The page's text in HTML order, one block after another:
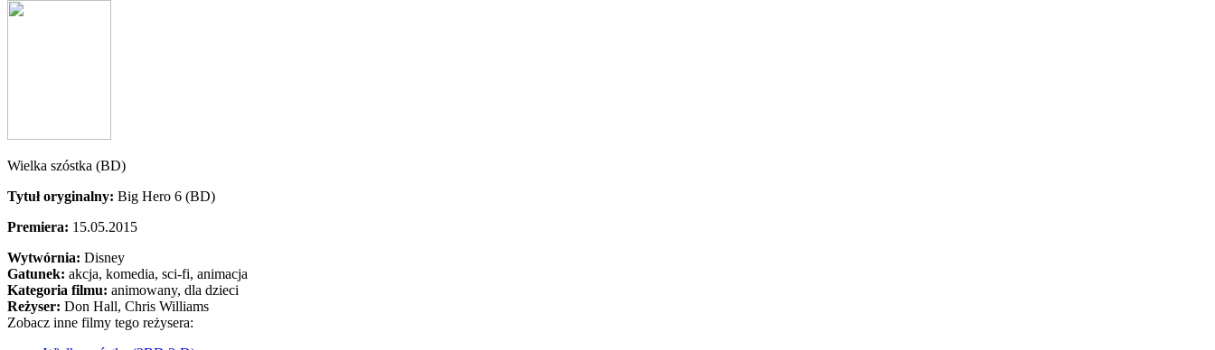
Wielka szóstka (BD)
Tytuł oryginalny: Big Hero 6 (BD)
Premiera: 15.05.2015
Wytwórnia: Disney
Gatunek: akcja, komedia, sci-fi, animacja
Kategoria filmu: animowany, dla dzieci
Reżyser: Don Hall, Chris Williams
Zobacz inne filmy tego reżysera: